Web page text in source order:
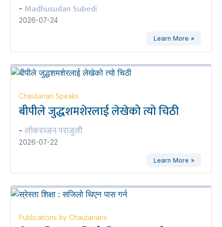
- Madhusudan Subedi
2026-07-24
Learn More »
Chautarian Speaks
बीपीले जुद्धशमशेरलाई लेखेको त्यो चिठी
- लोकरञ्‍जन पराजुली
2026-07-22
Learn More »
Publications by Chautarians